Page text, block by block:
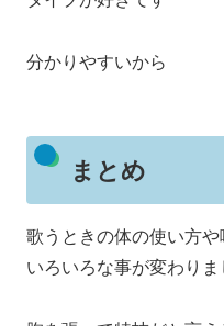
分かりやすいから
まとめ
歌うときの体の使い方
いろいろな事が変わりま